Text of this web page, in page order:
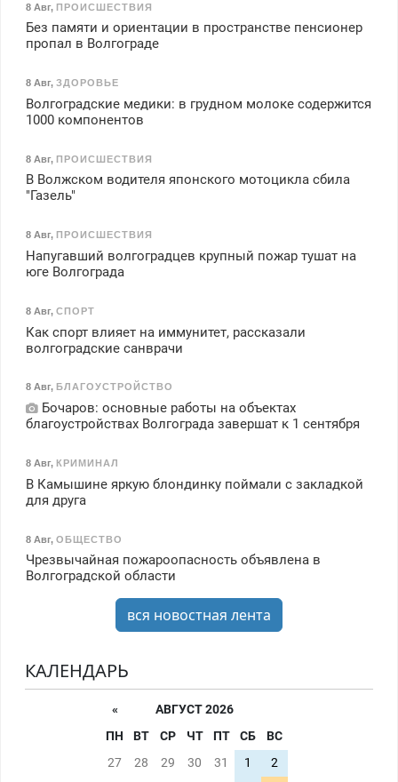
8 Авг, ПРОИСШЕСТВИЯ
Без памяти и ориентации в пространстве пенсионер
пропал в Волгограде
8 Авг, ЗДОРОВЬЕ
Волгоградские медики: в грудном молоке содержится
1000 компонентов
8 Авг, ПРОИСШЕСТВИЯ
В Волжском водителя японского мотоцикла сбила
"Газель"
8 Авг, ПРОИСШЕСТВИЯ
Напугавший волгоградцев крупный пожар тушат на
юге Волгограда
8 Авг, СПОРТ
Как спорт влияет на иммунитет, рассказали
волгоградские санврачи
8 Авг, БЛАГОУСТРОЙСТВО
Бочаров: основные работы на объектах
благоустройствах Волгограда завершат к 1 сентября
8 Авг, КРИМИНАЛ
В Камышине яркую блондинку поймали с закладкой
для друга
8 Авг, ОБЩЕСТВО
Чрезвычайная пожароопасность объявлена в
Волгоградской области
вся новостная лента
КАЛЕНДАРЬ
«
АВГУСТ 2026
ПН
ВТ СР ЧТ ПТ СБ
ВС
27
28 29 30 31 1 2